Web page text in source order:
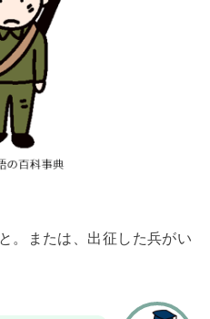
。または、出征した兵がい